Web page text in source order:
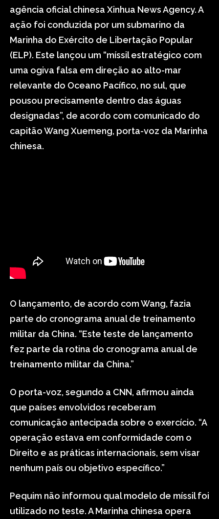
agência oficial chinesa Xinhua News Agency. A
ação foi conduzida por um submarino da
Marinha do Exército de Libertação Popular
(ELP). Este lançou um “míssil estratégico com
uma ogiva falsa em direção ao alto-mar
relevante do Oceano Pacífico, no sul, que
pousou precisamente dentro das águas
designadas”, de acordo com comunicado do
capitão Wang Xuemeng, porta-voz da Marinha
chinesa.
O lançamento, de acordo com Wang, fazia
parte do cronograma anual de treinamento
militar da China. “Este teste de lançamento
fez parte da rotina do cronograma anual de
treinamento militar da China.”
O porta-voz, segundo a CNN, afirmou ainda
que países envolvidos receberam
comunicação antecipada sobre o exercício. “A
operação estava em conformidade com o
Direito e as práticas internacionais, sem visar
nenhum país ou objetivo específico.”
Pequim não informou qual modelo de míssil foi
utilizado no teste. A Marinha chinesa opera